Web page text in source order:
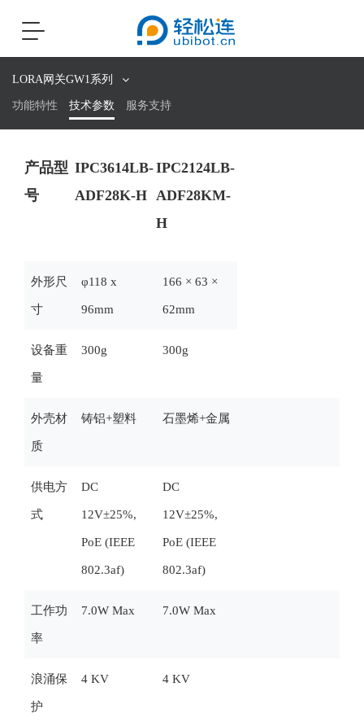
Toggle
LORA网关GW1系列
功能特性 技术参数 服务支持
产品型
号
IPC3614LB-
ADF28K-H
IPC2124LB-
ADF28KM-
H
外形尺
寸
φ118 x
96mm
166 × 63 ×
62mm
设备重
量
300g 300g
外壳材
质
铸铝+塑料 石墨烯+金属
供电方
式
DC
12V±25%,
PoE (IEEE
802.3af)
DC
12V±25%,
PoE (IEEE
802.3af)
工作功
率
7.0W Max 7.0W Max
浪涌保
护
4 KV 4 KV